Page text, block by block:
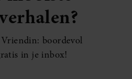
boordevol
in je inbox!